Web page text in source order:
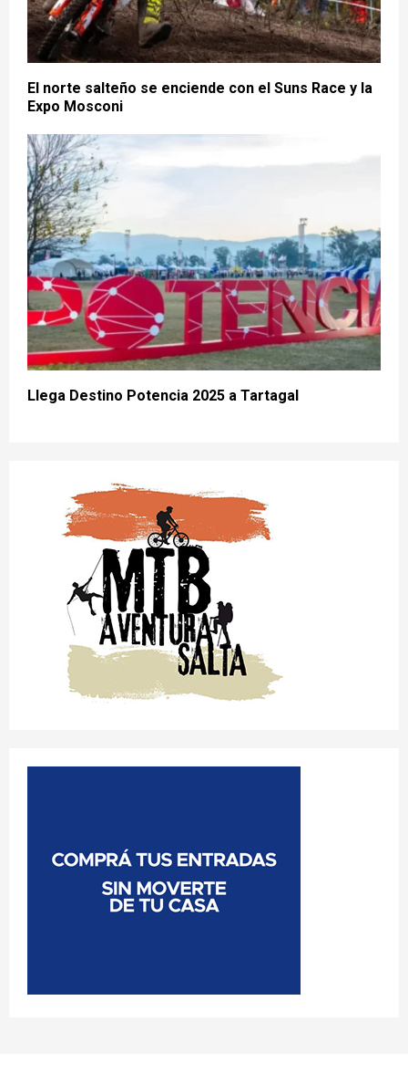
El norte salteño se enciende con el Suns Race y la
Expo Mosconi
Llega Destino Potencia 2025 a Tartagal